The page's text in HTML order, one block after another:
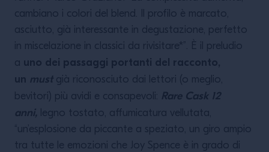
cambiano i colori del blend. Il profilo è marcato,
asciutto, già interessante in degustazione, perfetto
in miscelazione in classici da rivisitare*”. È il preludio
a uno dei passaggi portanti del racconto,
un must già riconosciuto dai lettori (o meglio,
bevitori) più avidi e consapevoli: Rare Cask 12
anni, legno tostato, affumicatura vellutata,
“un’esplosione da piccante a speziato, un giro ampio
tra tutte le emozioni che Joy Spence è in grado di